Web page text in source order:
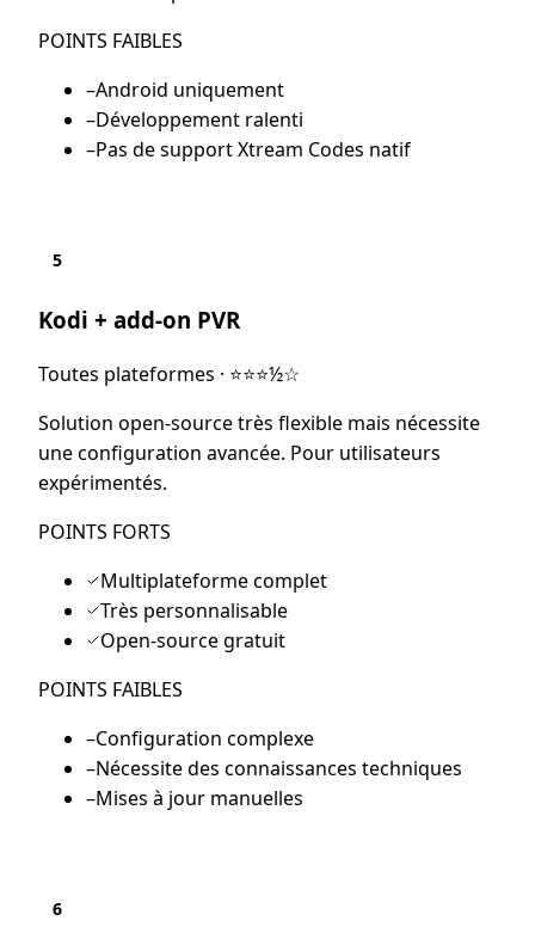
POINTS FAIBLES
–Android uniquement
–Développement ralenti
–Pas de support Xtream Codes natif
5
Kodi + add-on PVR
Toutes plateformes · ⭐⭐⭐½☆
Solution open-source très flexible mais nécessite
une configuration avancée. Pour utilisateurs
expérimentés.
POINTS FORTS
Multiplateforme complet
Très personnalisable
Open-source gratuit
POINTS FAIBLES
–Configuration complexe
–Nécessite des connaissances techniques
–Mises à jour manuelles
6